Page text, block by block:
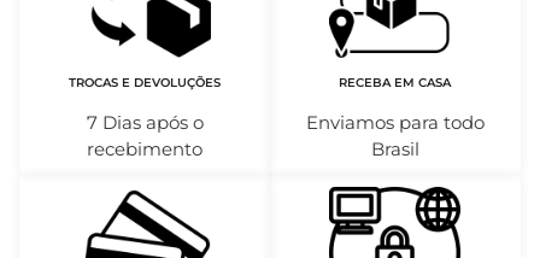
TROCAS E DEVOLUÇÕES
7 Dias após o
recebimento
RECEBA EM CASA
Enviamos para todo
Brasil